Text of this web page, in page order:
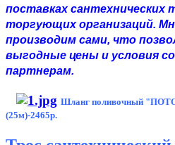
поставках сантехнических
торгующих организаций.
производим сами, что
выгодные цены и условия
партнерам.
Шланг поливочный
(25м)-2465р.